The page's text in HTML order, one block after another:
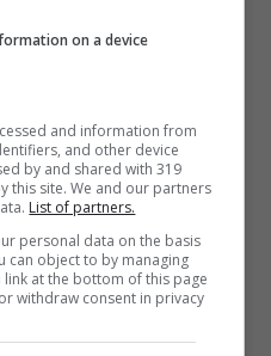
il lievito e il sale.
l’acqua del
ambiente.
on a device
and information from
and other device
by and shared with 319
this site. We and our partners
List of partners.
personal data on the basis
can object to by managing
at the bottom of this page
withdraw consent in privacy